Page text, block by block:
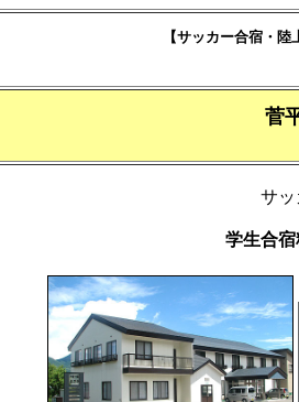
【サッカー合宿・
菅
サ
学生合